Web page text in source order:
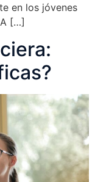
en los jóvenes
[…]